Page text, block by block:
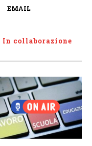
EMAIL
In collaborazione